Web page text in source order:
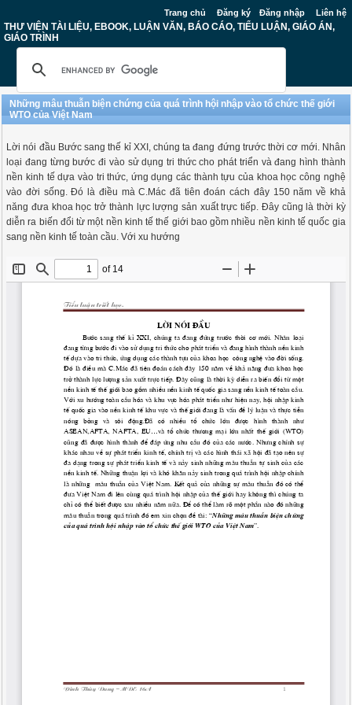
Trang chủ Đăng ký Đăng nhập Liên hệ
THƯ VIỆN TÀI LIỆU, EBOOK, LUẬN VĂN, BÁO CÁO, TIỂU LUẬN, GIÁO ÁN,
GIÁO TRÌNH
Những mâu thuẫn biện chứng của quá trình hội nhập vào tổ chức thế giới
WTO của Việt Nam
Lời nói đầu Bước sang thế kỉ XXI, chúng ta đang đứng trước thời cơ mới. Nhân
loại đang từng bước đi vào sử dụng tri thức cho phát triển và đang hình thành
nền kinh tế dựa vào tri thức, ứng dụng các thành tựu của khoa học công nghệ
vào đời sống. Đó là điều mà C.Mác đã tiên đoán cách đây 150 năm về khả
năng đưa khoa học trở thành lực lượng sản xuất trực tiếp. Đây cũng là thời kỳ
diễn ra biến đổi từ một nền kinh tế thế giới bao gồm nhiều nền kinh tế quốc gia
sang nền kinh tế toàn cầu. Với xu hướng